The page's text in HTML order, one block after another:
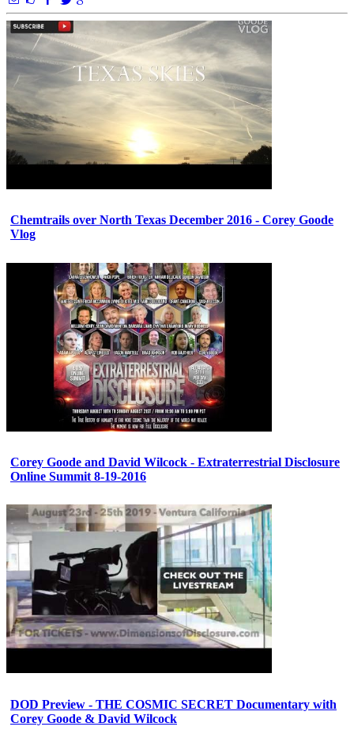
Chemtrails over North Texas December 2016 - Corey Goode
Vlog
Corey Goode and David Wilcock - Extraterrestrial Disclosure
Online Summit 8-19-2016
DOD Preview - THE COSMIC SECRET Documentary with
Corey Goode & David Wilcock